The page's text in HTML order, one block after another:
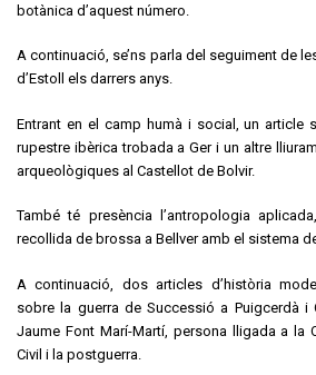
botànica d’aquest número.
A continuació, se’ns parla del seguiment de
d’Estoll els darrers anys.
Entrant en el camp humà i social, un article
rupestre ibèrica trobada a Ger i un altre
arqueològiques al Castellot de Bolvir.
També té presència l’antropologia
recollida de brossa a Bellver amb el sistema
A continuació, dos articles d’història
sobre la guerra de Successió a Puigcerdà i
Jaume Font Marí-Martí, persona lligada a la
Civil i la postguerra.